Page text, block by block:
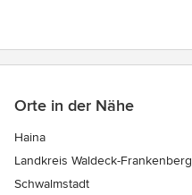
Orte in der Nähe
Haina
Landkreis Waldeck-Frankenberg
Schwalmstadt